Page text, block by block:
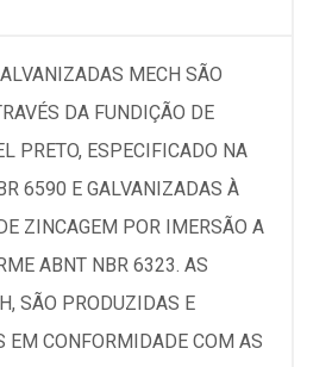
MECH SÃO
DA FUNDIÇÃO DE
PRETO, ESPECIFICADO NA
6590 E GALVANIZADAS À
ZINCAGEM POR IMERSÃO A
ABNT NBR 6323. AS
SÃO PRODUZIDAS E
EM CONFORMIDADE COM AS